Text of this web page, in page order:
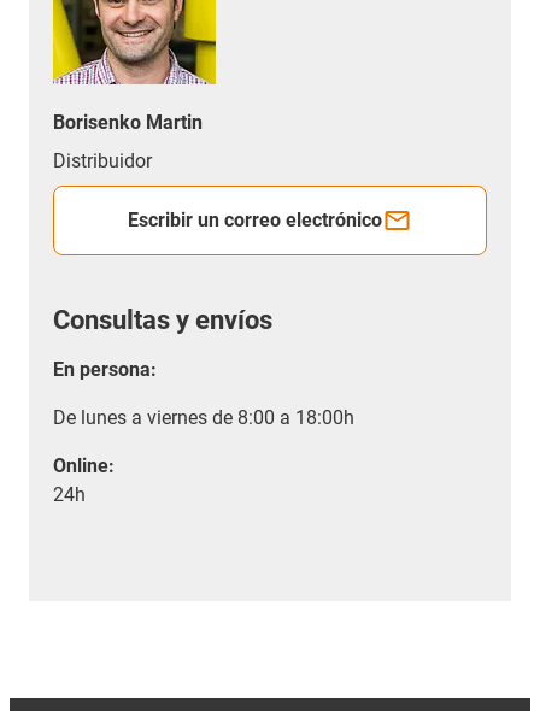
Borisenko Martin
Distribuidor
Escribir un correo electrónico
Consultas y envíos
En persona:
De lunes a viernes de 8:00 a 18:00h
Online:
24h